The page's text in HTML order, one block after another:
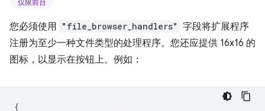
仅限前台
您必须使用 "file_browser_handlers" 字段将扩展程序
注册为至少一种文件类型的处理程序。您还应提供 16x16 的
图标，以显示在按钮上。例如：
{